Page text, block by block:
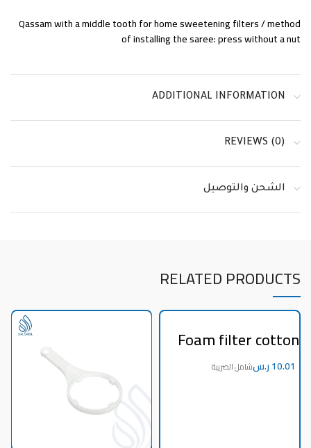
Qassam with a middle tooth for home sweetening filters / method
of installing the saree: press without a nut
ADDITIONAL INFORMATION
REVIEWS (0)
الشحن والتوصيل
RELATED PRODUCTS
Foam filter cotton
size 20 inches 5
microns Chinese 5
microns
ر.س